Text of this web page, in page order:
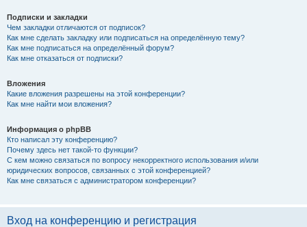
Подписки и закладки
Чем закладки отличаются от подписок?
Как мне сделать закладку или подписаться на определённую тему?
Как мне подписаться на определённый форум?
Как мне отказаться от подписки?
Вложения
Какие вложения разрешены на этой конференции?
Как мне найти мои вложения?
Информация о phpBB
Кто написал эту конференцию?
Почему здесь нет такой-то функции?
С кем можно связаться по вопросу некорректного использования и/или
юридических вопросов, связанных с этой конференцией?
Как мне связаться с администратором конференции?
Вход на конференцию и регистрация